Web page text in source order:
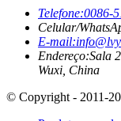
Telefone:0086-
Celular/
E-mail:
Endereço:Sala
Wuxi, China
© Copyright - 2011-